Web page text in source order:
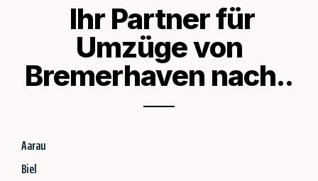
Ihr Partner für
Umzüge von
Bremerhaven nach..
Aarau
Biel